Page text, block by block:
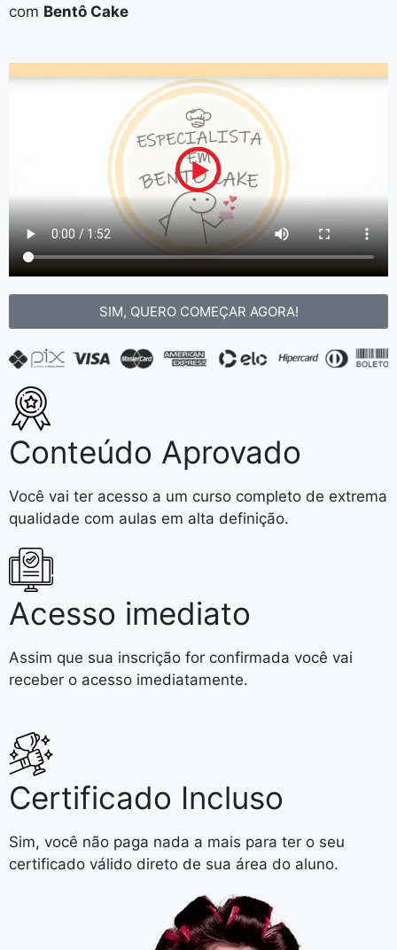
com Bentô Cake
SIM, QUERO COMEÇAR AGORA!
Conteúdo Aprovado
Você vai ter acesso a um curso completo de extrema
qualidade com aulas em alta definição.
Acesso imediato
Assim que sua inscrição for confirmada você vai
receber o acesso imediatamente.
Certificado Incluso
Sim, você não paga nada a mais para ter o seu
certificado válido direto de sua área do aluno.